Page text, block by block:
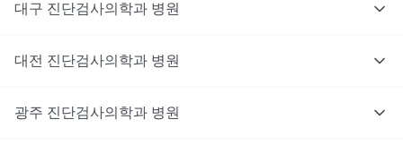
대구 진단검사의학과 병원
대전 진단검사의학과 병원
광주 진단검사의학과 병원